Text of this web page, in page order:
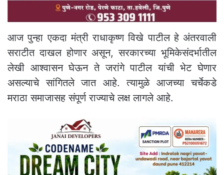
आज पुन्हा एकदा मंत्री राधाकृष्ण विखे पाटील हे अंतरवाली
सराटीत दाखल होणार असून, सरकारच्या भूमिकेसंदर्भातील
लेखी आश्वासन घेऊन ते जरांगे पाटील यांची भेट घेणार
असल्याचे सांगितले जात आहे. त्यामुळे आजच्या चर्चेकडे
मराठा समाजासह संपूर्ण राज्याचे लक्ष लागले आहे.